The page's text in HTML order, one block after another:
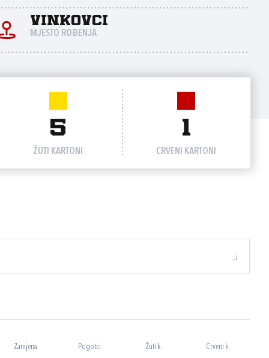
Vinkovci
MJESTO ROĐENJA
5
ŽUTI KARTONI
1
CRVENI KARTONI
Zamjena Pogotci Žuti k. Crveni k.